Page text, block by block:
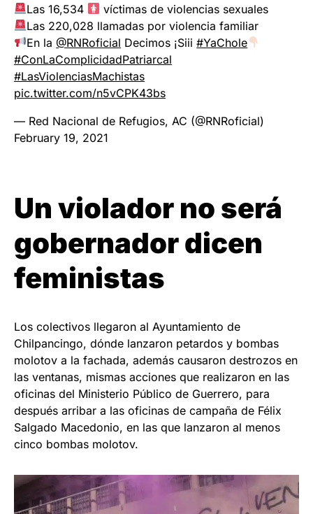
Las 16,534
víctimas de violencias sexuales
Las 220,028 llamadas por violencia familiar
En la @RNRoficial Decimos ¡Siii#YaChole
#ConLaComplicidadPatriarcal
#LasViolenciasMachistas
pic.twitter.com/n5vCPK43bs
— Red Nacional de Refugios, AC (@RNRoficial)
February 19, 2021
Un violador no será
gobernador dicen
feministas
Los colectivos llegaron al Ayuntamiento de
Chilpancingo, dónde lanzaron petardos y bombas
molotov a la fachada, además causaron destrozos en
las ventanas, mismas acciones que realizaron en las
oficinas del Ministerio Público de Guerrero, para
después arribar a las oficinas de campaña de Félix
Salgado Macedonio, en las que lanzaron al menos
cinco bombas molotov.